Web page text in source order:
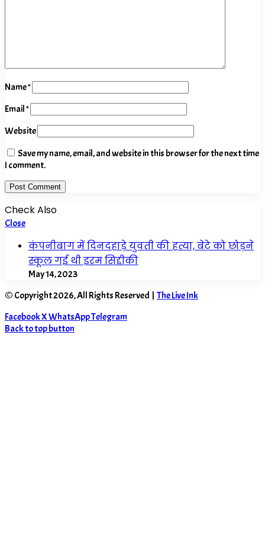
Name*
Email*
Website
Save my name, email, and website in this browser for the next time
I comment.
Check Also
Close
कंपनीबाग में दिनदहाड़े युवती की हत्या, बेटे को छोड़ने
स्कूल गई थी इरम सिद्दीकी
May 14, 2023
© Copyright 2026, All Rights Reserved | The Live Ink
FacebookXWhatsAppTelegram
Back to top button